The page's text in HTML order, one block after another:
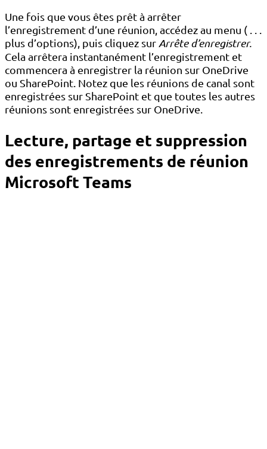
Une fois que vous êtes prêt à arrêter
l’enregistrement d’une réunion, accédez au menu ( . . .
plus d’options), puis cliquez surArrête d’enregistrer.
Cela arrêtera instantanément l’enregistrement et
commencera à enregistrer la réunion sur OneDrive
ou SharePoint. Notez que les réunions de canal sont
enregistrées sur SharePoint et que toutes les autres
réunions sont enregistrées sur OneDrive.
Lecture, partage et suppression
des enregistrements de réunion
Microsoft Teams